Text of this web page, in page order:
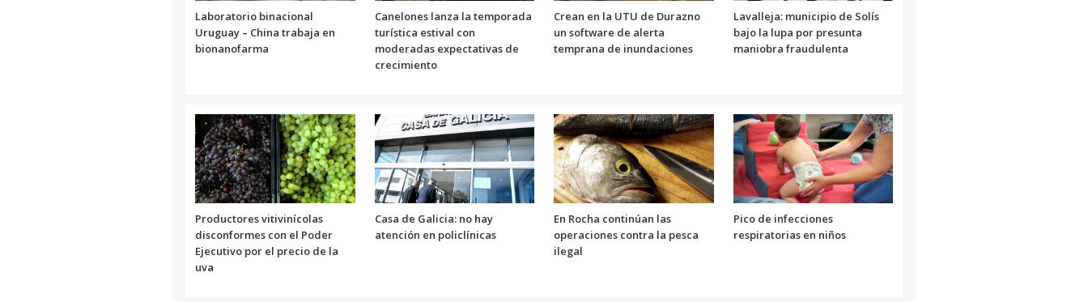
Laboratorio binacional
Uruguay – China trabaja en
bionanofarma
Canelones lanza la temporada
turística estival con
moderadas expectativas de
crecimiento
Crean en la UTU de Durazno
un software de alerta
temprana de inundaciones
Lavalleja: municipio de Solís
bajo la lupa por presunta
maniobra fraudulenta
Productores vitivinícolas
disconformes con el Poder
Ejecutivo por el precio de la
uva
Casa de Galicia: no hay
atención en policlínicas
En Rocha continúan las
operaciones contra la pesca
ilegal
Pico de infecciones
respiratorias en niños